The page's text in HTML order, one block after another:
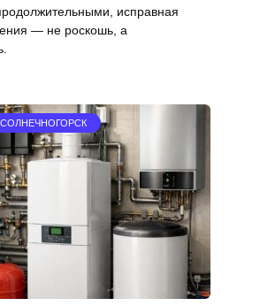
исправная
— не роскошь, а